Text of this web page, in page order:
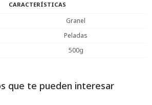
CARACTERÍSTICAS
Granel
Peladas
500g
que te pueden interesar